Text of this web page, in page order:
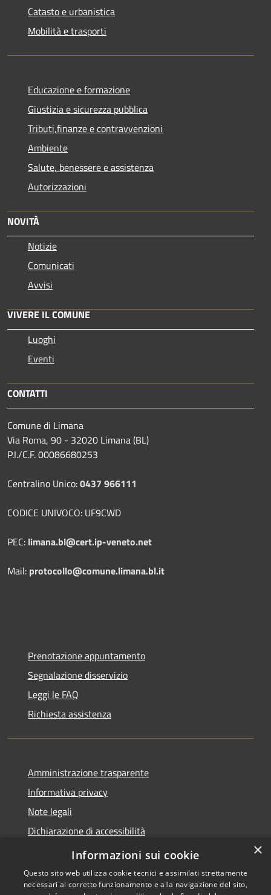
Catasto e urbanistica
Mobilità e trasporti
Educazione e formazione
Giustizia e sicurezza pubblica
Tributi,finanze e contravvenzioni
Ambiente
Salute, benessere e assistenza
Autorizzazioni
NOVITÀ
Notizie
Comunicati
Avvisi
VIVERE IL COMUNE
Luoghi
Eventi
CONTATTI
Comune di Limana
Via Roma, 90 - 32020 Limana (BL)
P.I./C.F. 00086680253
Centralino Unico:0437 966111
CODICE UNIVOCO: UF9CWD
PEC: limana.bl@cert.ip-veneto.net
Mail: protocollo@comune.limana.bl.it
Prenotazione appuntamento
Segnalazione disservizio
Leggi le FAQ
Richiesta assistenza
Amministrazione trasparente
Informativa privacy
Note legali
Dichiarazione di accessibilità
Moduli Privacy Amministrazione trasparente
×
Informazioni sui cookie
Questo sito web utilizza cookie tecnici e assimilati strettamente
necessari al corretto funzionamento e alla navigazione del sito,